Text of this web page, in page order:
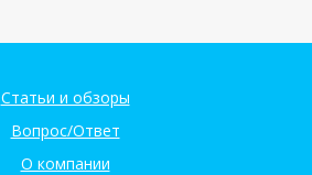
Статьи и обзоры
Вопрос/Ответ
О компании